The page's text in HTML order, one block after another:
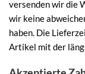
versenden wir die
wir keine
haben. Die
Artikel mit der